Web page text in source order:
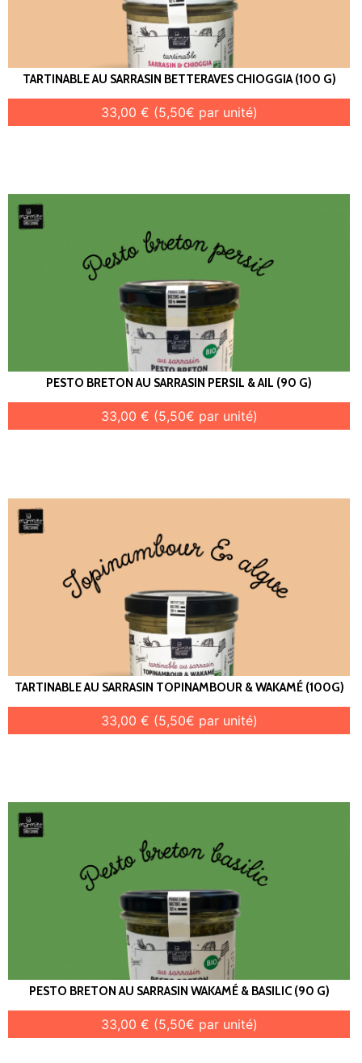
TARTINABLE AU SARRASIN BETTERAVES CHIOGGIA (100 G)
33,00 € (5,50€ par unité)
PESTO BRETON AU SARRASIN PERSIL & AIL (90 G)
33,00 € (5,50€ par unité)
TARTINABLE AU SARRASIN TOPINAMBOUR & WAKAMÉ (100G)
33,00 € (5,50€ par unité)
PESTO BRETON AU SARRASIN WAKAMÉ & BASILIC (90 G)
33,00 € (5,50€ par unité)